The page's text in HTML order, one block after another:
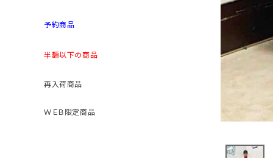
予約商品
半額以下の商品
再入荷商品
ＷＥＢ限定商品